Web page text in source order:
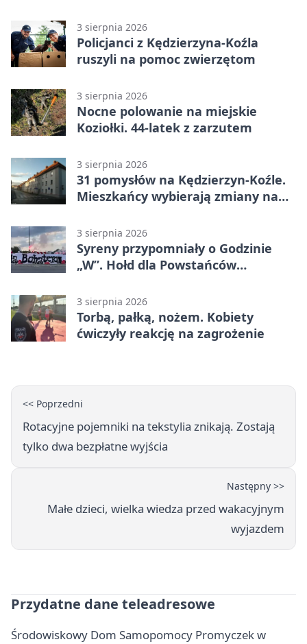
3 sierpnia 2026
Policjanci z Kędzierzyna-Koźla
ruszyli na pomoc zwierzętom
3 sierpnia 2026
Nocne polowanie na miejskie
Koziołki. 44-latek z zarzutem
3 sierpnia 2026
31 pomysłów na Kędzierzyn-Koźle.
Mieszkańcy wybierają zmiany na
3 sierpnia 2026
Syreny przypomniały o Godzinie
„W”. Hołd dla Powstańców
3 sierpnia 2026
Torbą, pałką, nożem. Kobiety
ćwiczyły reakcję na zagrożenie
<< Poprzedni
Rotacyjne pojemniki na tekstylia znikają. Zostają
tylko dwa bezpłatne wyjścia
Następny >>
Małe dzieci, wielka wiedza przed wakacyjnym
wyjazdem
Przydatne dane teleadresowe
Środowiskowy Dom Samopomocy Promyczek w